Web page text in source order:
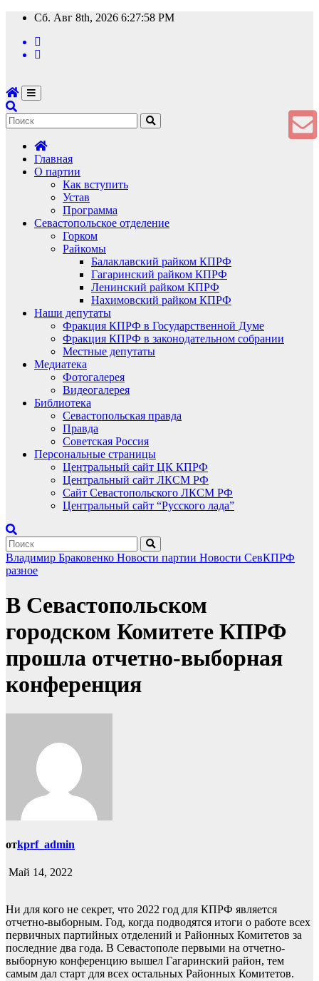
Перейти
содержимому
Сб. Авг 8th, 2026 6:27:59 PM
Главная
О партии
Как вступить
Устав
Программа
Севастопольское отделение
Горком
Райкомы
Балаклавский райком КПРФ
Гагаринский райком КПРФ
Ленинский райком КПРФ
Нахимовский райком КПРФ
Наши депутаты
Фракция КПРФ в Государственной Думе
Фракция КПРФ в законодательном собрании
Местные депутаты
Медиатека
Фотогалерея
Видеогалерея
Библиотека
Севастопольская правда
Правда
Советская Россия
Персональные страницы
Центральный сайт ЦК КПРФ
Центральный сайт ЛКСМ РФ
Сайт Севастопольского ЛКСМ РФ
Центральный сайт “Русского лада”
Владимир Браковенко Новости партии Новости СевКПРФ
разное
В Севастопольском
городском Комитете КПРФ
прошла отчетно-выборная
конференция
отkprf_admin
Май 14, 2022
Ни для кого не секрет, что 2022 год для КПРФ является
отчетно-выборным. Год, когда подводятся итоги о работе всех
первичных партийных отделений и Районных Комитетов за
последние два года. В Севастополе первыми на отчетно-
выборную конференцию вышел Гагаринский район, тем
самым дал старт для всех остальных Районных Комитетов.